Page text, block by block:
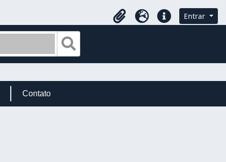
Área de Transferência
IdiomaAtalhos Entrar
Contato